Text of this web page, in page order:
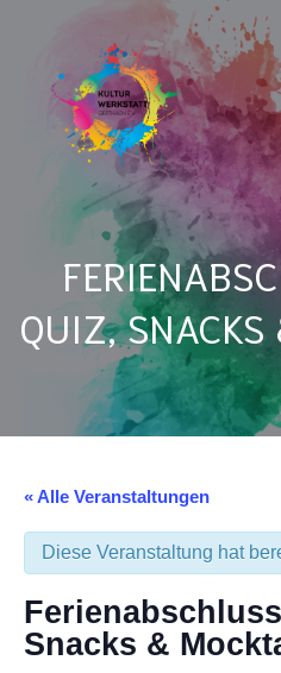
QUIZ,
« Alle Veranstaltungen
Diese Veranstaltung hat
Snacks &